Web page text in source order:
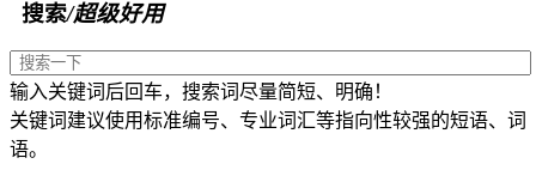
搜索/超级好用
输入关键词后回车，搜索词尽量简短、明确！
关键词建议使用标准编号、专业词汇等指向性较强的短语、词
语。